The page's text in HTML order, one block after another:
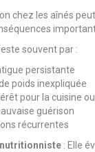
chez les aînés
souvent par :
persistante
poids inexpliquée
pour la cuisine
guérison
récurrentes
nutritionniste : Elle